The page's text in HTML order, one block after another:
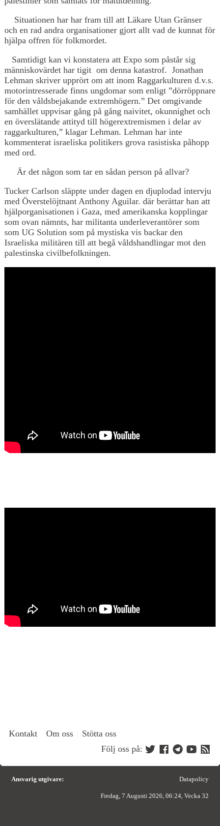
Situationen har har fram till att Läkare Utan Gränser
och en rad andra organisationer gjort allt vad de kunnat för
hjälpa offren för folkmordet.
Samtidigt kan vi konstatera att Expo som påstår sig
människovärdet har tigit om denna katastrof. Jonathan
Lehman skriver upprört om att inom Raggarkulturen d.v.s.
motorintresserade finns ungdomar som enligt ”dörröppnare
för den våldsbejakande extremhögern.” Det omgivande
samhället uppvisar gång på gång naivitet, okunnighet och
en överslätande attityd till högerextremismen i delar av
raggarkulturen,” klagar Lehman. Lehman har inte
kommenterat israeliska politikers grova rasistiska påhopp
med ord.
Är det någon som tar en sådan person på allvar?
Tucker Carlson släppte under dagen en djuplodad intervju
med Överstelöjtnant Anthony Aguilar. där berättar han att
hjälporganisationen i Gaza, med amerikanska kopplingar
som ovan nämnts, har militanta underleverantörer som
som UG Solution som på mystiska vis backar den
Israeliska militären till att begå våldshandlingar mot den
palestinska civilbefolkningen.
Kontakt Om oss
Stötta oss
Följ oss på:
Ansvarig utgivare: Datapolicy
Fredag, 7 Augusti 2026, 06:24, Vecka 32